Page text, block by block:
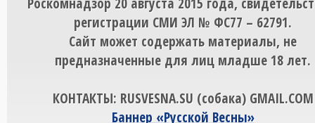
регистрации СМИ ЭЛ № ФС77 – 62791.
Сайт может содержать материалы, не
предназначенные для лиц младше 18 лет.
КОНТАКТЫ: RUSVESNA.SU (собака) GMAIL.COM
Баннер «Русской Весны»